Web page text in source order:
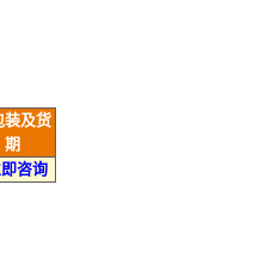
装及货
期
咨询